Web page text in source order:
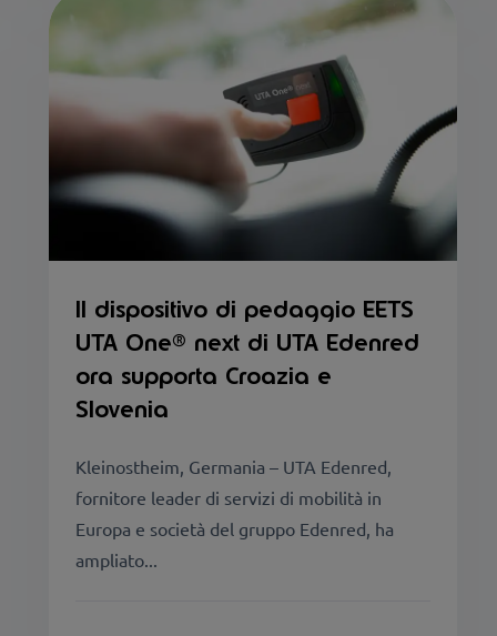
Il dispositivo di pedaggio EETS
UTA One® next di UTA Edenred
ora supporta Croazia e
Slovenia
Kleinostheim, Germania – UTA Edenred,
fornitore leader di servizi di mobilità in
Europa e società del gruppo Edenred, ha
ampliato...